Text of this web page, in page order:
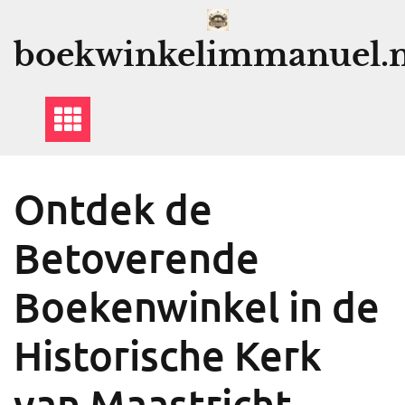
Ontdek de
Betoverende
Boekenwinkel in de
Historische Kerk